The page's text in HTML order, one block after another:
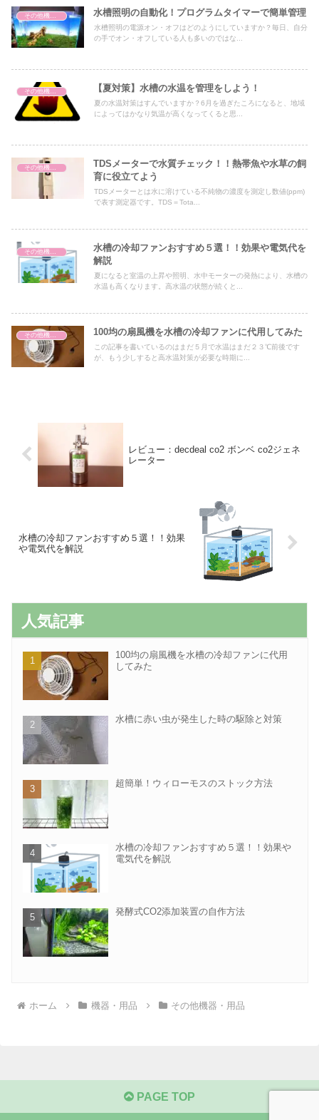
その他機器・用品 水槽照明の自動化！プログラムタイマーで簡単管理
水槽照明の電源オン・オフはどのようにしていますか？毎日、自分
の手でオン・オフしている人も多いのではな...
その他機器・用品 【夏対策】水槽の水温を管理をしよう！
夏の水温対策はすんでいますか？6月を過ぎたころになると、地域
によってはかなり気温が高くなってくると思...
TDSメーターで水質チェック！！熱帯魚や水草の飼
育に役立てよう
TDSメーターとは水に溶けている不純物の濃度を測定し数値(ppm)
で表す測定器です。TDS＝Tota...
水槽の冷却ファンおすすめ５選！！効果や電気代を
解説
夏になると室温の上昇や照明、水中モーターの発熱により、水槽の
水温も高くなります。高水温の状態が続くと...
その他機器・用品 100均の扇風機を水槽の冷却ファンに代用してみた
この記事を書いているのはまだ５月で水温はまだ２３℃前後です
が、もう少しすると高水温対策が必要な時期に...
レビュー：decdeal co2 ボンベ co2ジェネ
レーター
水槽の冷却ファンおすすめ５選！！効果
や電気代を解説
人気記事
100均の扇風機を水槽の冷却ファンに代用
してみた
水槽に赤い虫が発生した時の駆除と対策
超簡単！ウィローモスのストック方法
水槽の冷却ファンおすすめ５選！！効果や
電気代を解説
発酵式CO2添加装置の自作方法
ホーム 機器・用品 その他機器・用品
PAGE TOP